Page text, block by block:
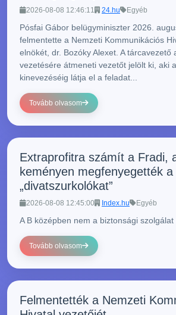
2026-08-08 12:46:11 24.hu Egyéb
Pósfai Gábor belügyminiszter 2026.
felmentette a Nemzeti Kommunikációs
elnökét, dr. Bozóky Alexet. A tárcavezető
vezetésére átmeneti vezetőt jelölt ki, aki
kinevezéséig látja el a feladat...
Tovább olvasom
Extraprofitra számít a Fradi,
keményen megfenyegették a
„divatszurkolókat”
2026-08-08 12:45:00 Index.hu Egyéb
A B középben nem a biztonsági szolgálat
Tovább olvasom
Felmentették a Nemzeti